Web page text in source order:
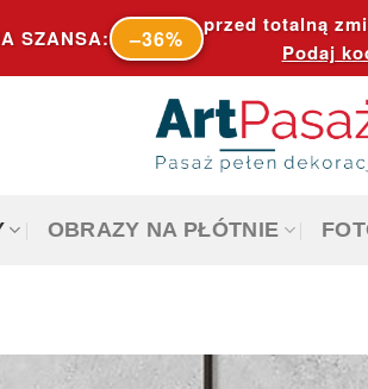
SZANSA: –36%
przed totalną
Podaj
OBRAZY NA PŁÓTNIE